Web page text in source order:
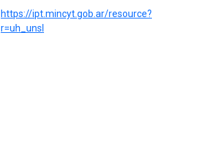
https://ipt.mincyt.gob.ar/resource?
r=uh_unsl